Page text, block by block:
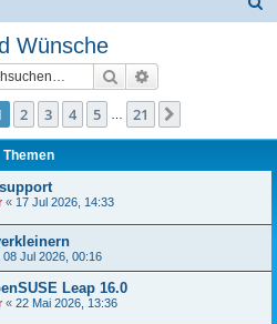
Wünsche
Suche
1von 21
2 3 4 5 21
Themen
« 17 Jul 2026, 14:33
08 Jul 2026, 00:16
Leap 16.0
« 22 Mai 2026, 13:36